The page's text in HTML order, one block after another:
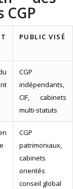
PUBLIC VISÉ
CGP
indépendants,
CIF, cabinets
multi-statuts
CGP
patrimoniaux,
cabinets
orientés
conseil global